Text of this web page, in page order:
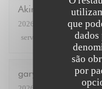
que
dados
são
por
Akira
2026-07-27
- 19:30 -
service
ambience: 5
gary